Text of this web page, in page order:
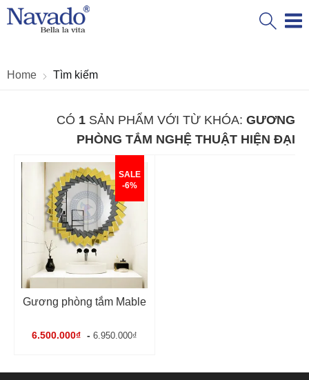
Home Tìm kiếm
CÓ 1 SẢN PHẨM VỚI TỪ KHÓA: GƯƠNG
PHÒNG TẮM NGHỆ THUẬT HIỆN ĐẠI
Gương phòng tắm Mable
6.500.000₫ - 6.950.000₫
SALE
-6%